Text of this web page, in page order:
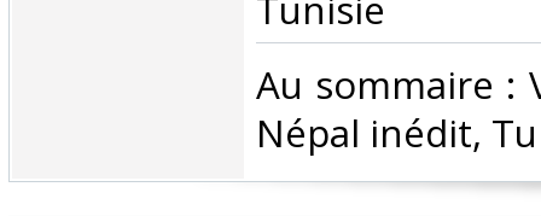
‎Au sommaire :
Népal inédit,